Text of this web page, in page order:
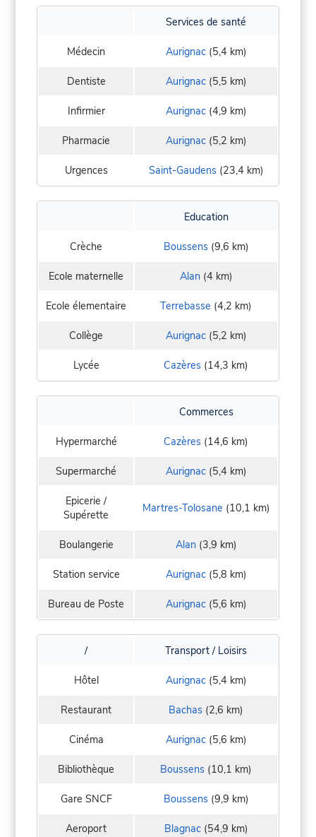
Services de santé
Médecin Aurignac(5,4 km)
Dentiste Aurignac(5,5 km)
Infirmier Aurignac(4,9 km)
Pharmacie Aurignac(5,2 km)
Urgences Saint-Gaudens(23,4 km)
Education
Crèche Boussens(9,6 km)
Ecole maternelle Alan(4 km)
Ecole élementaire Terrebasse (4,2 km)
Collège Aurignac(5,2 km)
Lycée Cazères (14,3 km)
Commerces
Hypermarché Cazères (14,6 km)
Supermarché Aurignac(5,4 km)
Epicerie /
Supérette
Martres-Tolosane (10,1 km)
Boulangerie Alan(3,9 km)
Station service Aurignac(5,8 km)
Bureau de Poste Aurignac(5,6 km)
/ Transport / Loisirs
Hôtel Aurignac(5,4 km)
Restaurant Bachas (2,6 km)
Cinéma Aurignac(5,6 km)
Bibliothèque Boussens (10,1 km)
Gare SNCF Boussens(9,9 km)
Aeroport Blagnac(54,9 km)